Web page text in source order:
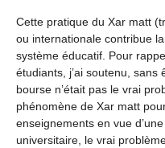
Cette pratique du Xar matt
ou internationale contribue
système éducatif. Pour
étudiants, j’ai soutenu,
bourse n’était pas le vrai
phénomène de Xar matt
enseignements en vue
universitaire, le vrai